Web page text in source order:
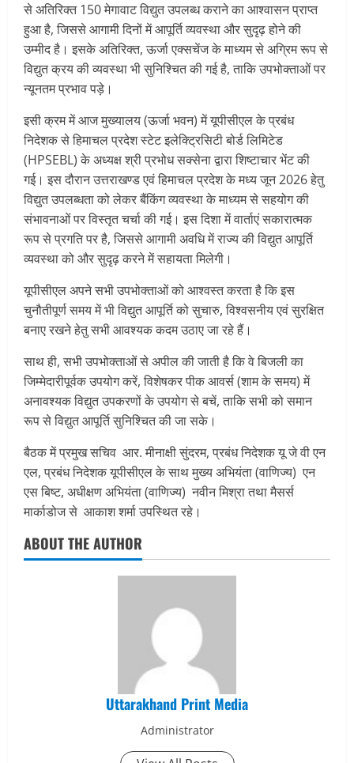
से अतिरिक्त 150 मेगावाट विद्युत उपलब्ध कराने का आश्वासन प्राप्त
हुआ है, जिससे आगामी दिनों में आपूर्ति व्यवस्था और सुदृढ़ होने की
उम्मीद है। इसके अतिरिक्त, ऊर्जा एक्सचेंज के माध्यम से अग्रिम रूप से
विद्युत क्रय की व्यवस्था भी सुनिश्चित की गई है, ताकि उपभोक्ताओं पर
न्यूनतम प्रभाव पड़े।
इसी क्रम में आज मुख्यालय (ऊर्जा भवन) में यूपीसीएल के प्रबंध
निदेशक से हिमाचल प्रदेश स्टेट इलेक्ट्रिसिटी बोर्ड लिमिटेड
(HPSEBL) के अध्यक्ष श्री प्रभोध सक्सेना द्वारा शिष्टाचार भेंट की
गई। इस दौरान उत्तराखण्ड एवं हिमाचल प्रदेश के मध्य जून 2026 हेतु
विद्युत उपलब्धता को लेकर बैंकिंग व्यवस्था के माध्यम से सहयोग की
संभावनाओं पर विस्तृत चर्चा की गई। इस दिशा में वार्ताएं सकारात्मक
रूप से प्रगति पर है, जिससे आगामी अवधि में राज्य की विद्युत आपूर्ति
व्यवस्था को और सुदृढ़ करने में सहायता मिलेगी।
यूपीसीएल अपने सभी उपभोक्ताओं को आश्वस्त करता है कि इस
चुनौतीपूर्ण समय में भी विद्युत आपूर्ति को सुचारु, विश्वसनीय एवं सुरक्षित
बनाए रखने हेतु सभी आवश्यक कदम उठाए जा रहे हैं।
साथ ही, सभी उपभोक्ताओं से अपील की जाती है कि वे बिजली का
जिम्मेदारीपूर्वक उपयोग करें, विशेषकर पीक आवर्स (शाम के समय) में
अनावश्यक विद्युत उपकरणों के उपयोग से बचें, ताकि सभी को समान
रूप से विद्युत आपूर्ति सुनिश्चित की जा सके।
बैठक में प्रमुख सचिव आर. मीनाक्षी सुंदरम, प्रबंध निदेशक यू जे वी एन
एल, प्रबंध निदेशक यूपीसीएल के साथ मुख्य अभियंता (वाणिज्य) एन
एस बिष्ट, अधीक्षण अभियंता (वाणिज्य) नवीन मिश्रा तथा मैसर्स
मार्काडोज से आकाश शर्मा उपस्थित रहे।
ABOUT THE AUTHOR
Uttarakhand Print Media
Administrator